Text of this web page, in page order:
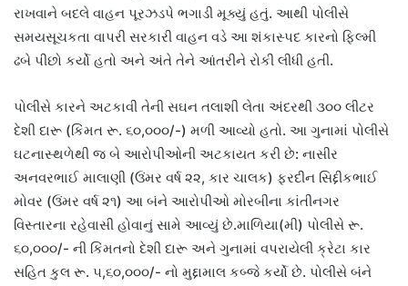
રાખવાને બદલે વાહન પૂરઝડપે ભગાડી મૂક્યું હતું. આથી પોલીસે
સમયસૂચકતા વાપરી સરકારી વાહન વડે આ શંકાસ્પદ કારનો ફિલ્મી
ઢબે પીછો કર્યો હતો અને અંતે તેને આંતરીને રોકી લીધી હતી.
પોલીસે કારને અટકાવી તેની સઘન તલાશી લેતા અંદરથી ૩૦૦ લીટર
દેશી દારૂ (કિંમત રૂ. ૬૦,૦૦૦/-) મળી આવ્યો હતો. આ ગુનામાં પોલીસે
ઘટનાસ્થળેથી જ બે આરોપીઓની અટકાયત કરી છે: નાસીર
અનવરભાઈ માલાણી (ઉંમર વર્ષ ૨૨, કાર ચાલક) ફરદીન સિદ્દીકભાઈ
મોવર (ઉંમર વર્ષ ૨૧) આ બંને આરોપીઓ મોરબીના કાંતીનગર
વિસ્તારના રહેવાસી હોવાનું સામે આવ્યું છે.માળિયા(મી) પોલીસે રૂ.
૬૦,૦૦૦/- ની કિંમતનો દેશી દારૂ અને ગુનામાં વપરાયેલી ક્રેટા કાર
સહિત કુલ રૂ. ૫,૬૦,૦૦૦/- નો મુદ્દામાલ કબ્જે કર્યો છે. પોલીસે બંને